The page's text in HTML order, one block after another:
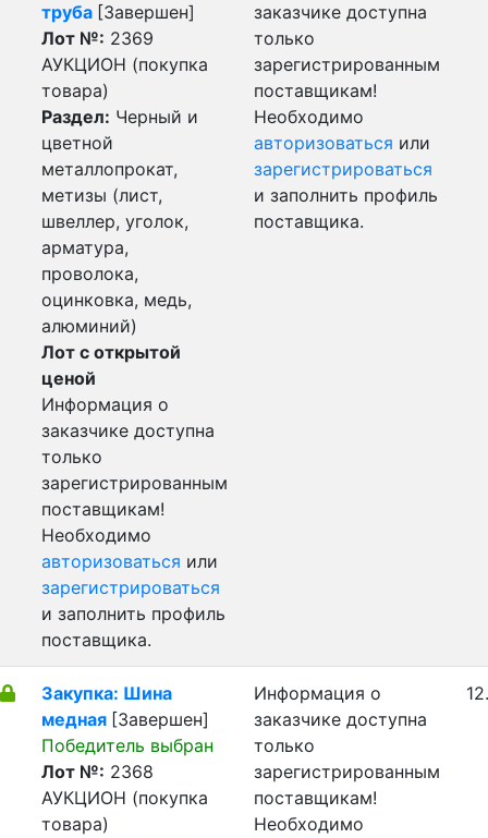
труба [Завершен]
Лот №: 2369
АУКЦИОН (покупка
товара)
Раздел: Черный и
цветной
металлопрокат,
метизы (лист,
швеллер, уголок,
арматура,
проволока,
оцинковка, медь,
алюминий)
Лот с открытой
ценой
Информация о
заказчике доступна
только
зарегистрированным
поставщикам!
Необходимо
авторизоваться или
зарегистрироваться
и заполнить профиль
поставщика.
заказчике доступна
только
зарегистрированным
поставщикам!
Необходимо
авторизоваться или
зарегистрироваться
и заполнить профиль
поставщика.
Закупка: Шина
медная [Завершен]
Победитель выбран
Лот №: 2368
АУКЦИОН (покупка
товара)
Информация о
заказчике доступна
только
зарегистрированным
поставщикам!
Необходимо